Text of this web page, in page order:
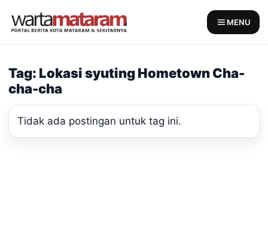
MENU
Tag: Lokasi syuting Hometown Cha-
cha-cha
Tidak ada postingan untuk tag ini.